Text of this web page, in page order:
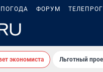
ПОГОДА ФОРУМ
экономиста Льготный